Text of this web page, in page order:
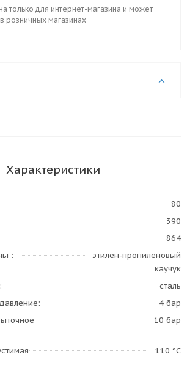
только для интернет-магазина и может
розничных магазинах
Характеристики
80
390
864
этилен-пропиленовый
каучук
сталь
4 бар
10 бар
110 ºС